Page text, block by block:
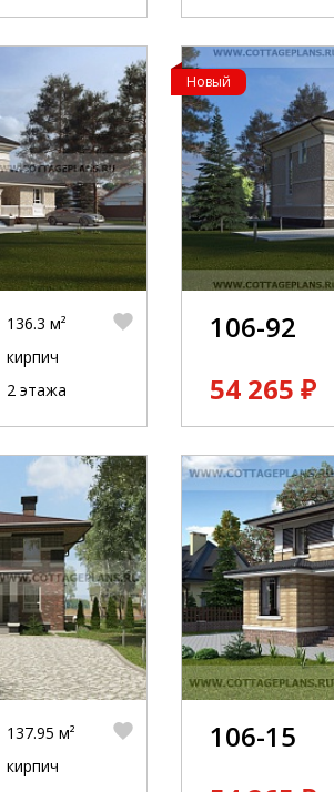
136.3 м²
кирпич
2 этажа
Новый
106-92
54 265 ₽
137.95 м²
кирпич
106-15